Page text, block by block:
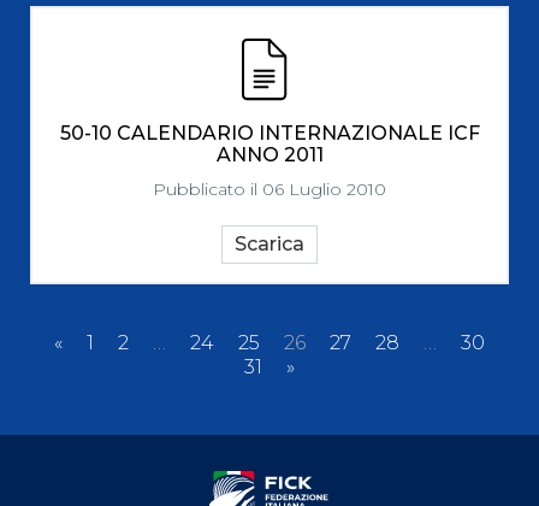
50-10 CALENDARIO INTERNAZIONALE ICF
ANNO 2011
Pubblicato il 06 Luglio 2010
Scarica
« 1 2 … 24 25 26 27 28 …
30
31
»